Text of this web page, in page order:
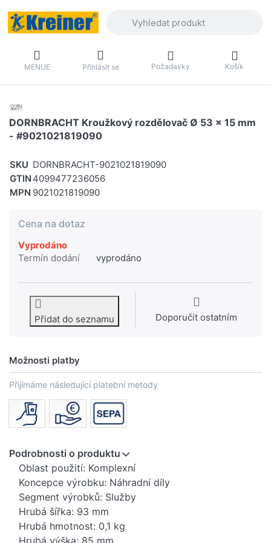
MENUE Přihlásit se Požadavky Košík
DORNBRACHT Kroužkový rozdělovač Ø 53 x 15 mm
- #9021021819090
SKU DORNBRACHT-9021021819090
GTIN 4099477236056
MPN 9021021819090
Cena na dotaz
Vyprodáno
Termín dodání
vyprodáno
Přidat do seznamu Doporučit ostatním
Možnosti platby
Přijímáme následující platební metody
Podrobnosti o produktu
Oblast použití: Komplexní
Koncepce výrobku: Náhradní díly
Segment výrobků: Služby
Hrubá šířka: 93 mm
Hrubá hmotnost: 0,1 kg
Hrubá výška: 85 mm